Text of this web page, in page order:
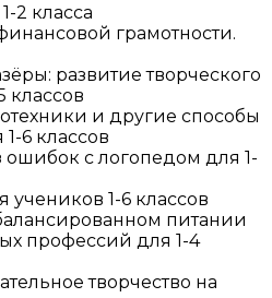
2 класса
грамотности.
развитие творческого
классов
и другие способы
6 классов
с логопедом для 1-
учеников 1-6 классов
питании
профессий для 1-4
творчество на